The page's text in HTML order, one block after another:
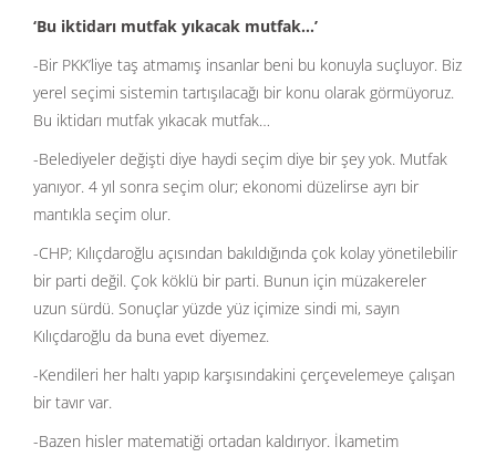
‘Bu iktidarı mutfak yıkacak mutfak…’
-Bir PKK’liye taş atmamış insanlar beni bu konuyla suçluyor. Biz
yerel seçimi sistemin tartışılacağı bir konu olarak görmüyoruz.
Bu iktidarı mutfak yıkacak mutfak…
-Belediyeler değişti diye haydi seçim diye bir şey yok. Mutfak
yanıyor. 4 yıl sonra seçim olur; ekonomi düzelirse ayrı bir
mantıkla seçim olur.
-CHP; Kılıçdaroğlu açısından bakıldığında çok kolay yönetilebilir
bir parti değil. Çok köklü bir parti. Bunun için müzakereler
uzun sürdü. Sonuçlar yüzde yüz içimize sindi mi, sayın
Kılıçdaroğlu da buna evet diyemez.
-Kendileri her haltı yapıp karşısındakini çerçevelemeye çalışan
bir tavır var.
-Bazen hisler matematiği ortadan kaldırıyor. İkametim